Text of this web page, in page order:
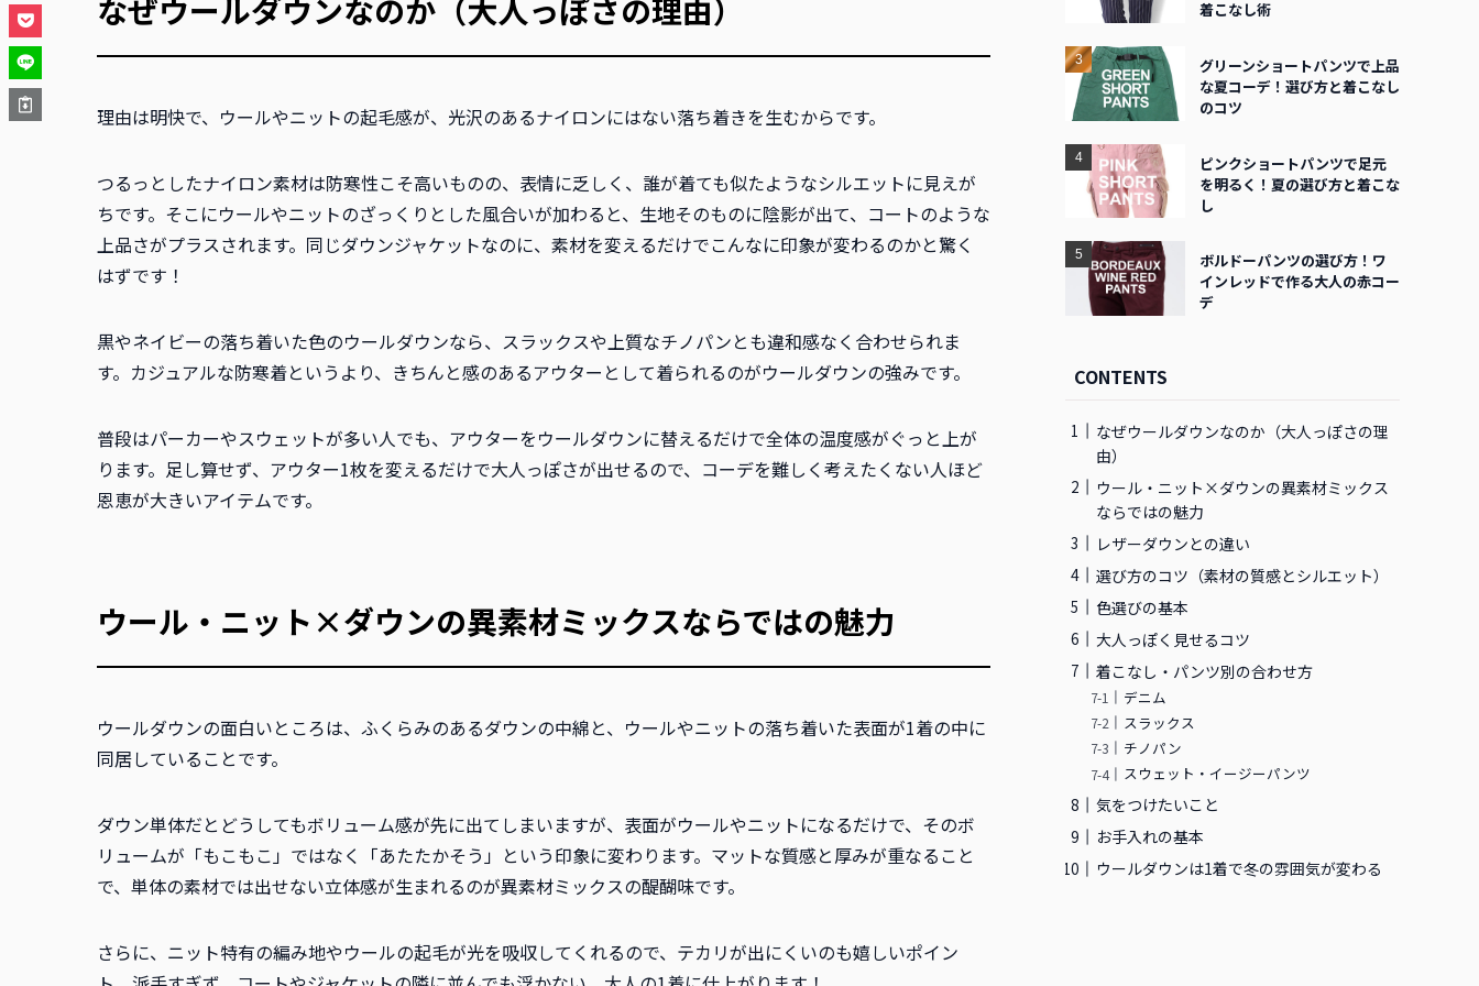
なぜウールダウンなのか（大人っぽさの理由）
理由は明快で、ウールやニットの起毛感が、光沢のあるナイロンにはない落ち着きを生むからです。
つるっとしたナイロン素材は防寒性こそ高いものの、表情に乏しく、誰が着ても似たようなシルエットに見えが
ちです。そこにウールやニットのざっくりとした風合いが加わると、生地そのものに陰影が出て、コートのような
上品さがプラスされます。同じダウンジャケットなのに、素材を変えるだけでこんなに印象が変わるのかと驚く
はずです！
黒やネイビーの落ち着いた色のウールダウンなら、スラックスや上質なチノパンとも違和感なく合わせられま
す。カジュアルな防寒着というより、きちんと感のあるアウターとして着られるのがウールダウンの強みです。
普段はパーカーやスウェットが多い人でも、アウターをウールダウンに替えるだけで全体の温度感がぐっと上が
ります。足し算せず、アウター1枚を変えるだけで大人っぽさが出せるので、コーデを難しく考えたくない人ほど
恩恵が大きいアイテムです。
ウール・ニット×ダウンの異素材ミックスならではの魅力
ウールダウンの面白いところは、ふくらみのあるダウンの中綿と、ウールやニットの落ち着いた表面が1着の中に
同居していることです。
ダウン単体だとどうしてもボリューム感が先に出てしまいますが、表面がウールやニットになるだけで、そのボ
リュームが「もこもこ」ではなく「あたたかそう」という印象に変わります。マットな質感と厚みが重なること
で、単体の素材では出せない立体感が生まれるのが異素材ミックスの醍醐味です。
さらに、ニット特有の編み地やウールの起毛が光を吸収してくれるので、テカリが出にくいのも嬉しいポイン
着こなし術
グリーンショートパンツで上品
な夏コーデ！選び方と着こなし
のコツ
ピンクショートパンツで足元
を明るく！夏の選び方と着こな
し
ボルドーパンツの選び方！ワ
インレッドで作る大人の赤コー
デ
CONTENTS
なぜウールダウンなのか（大人っぽさの理
由）
ウール・ニット×ダウンの異素材ミックス
ならではの魅力
レザーダウンとの違い
選び方のコツ（素材の質感とシルエット）
色選びの基本
大人っぽく見せるコツ
着こなし・パンツ別の合わせ方
デニム
スラックス
チノパン
スウェット・イージーパンツ
気をつけたいこと
お手入れの基本
ウールダウンは1着で冬の雰囲気が変わる